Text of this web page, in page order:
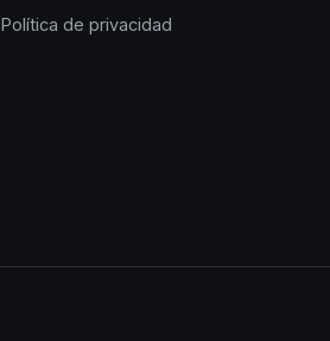
Política de privacidad